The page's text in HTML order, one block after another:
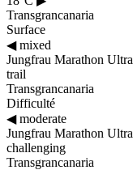
Transgrancanaria
Surface
◀mixed
Jungfrau Marathon Ultra
trail
Transgrancanaria
Difficulté
◀moderate
Jungfrau Marathon Ultra
challenging
Transgrancanaria